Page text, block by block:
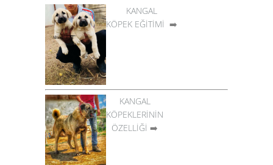
KANGAL
KÖPEK EĞİTİMİ ➡️
KANGAL
KÖPEKLERİNİN
ÖZELLİĞİ ➡️